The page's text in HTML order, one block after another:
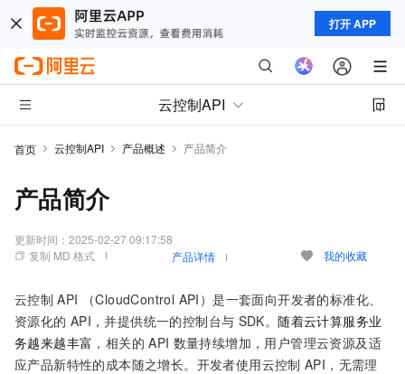
打开 APP
云控制API
首页 云控制API 产品概述 产品简介
产品简介
更新时间： 2025-02-27 09:17:58
复制 MD 格式
产品详情 我的收藏
云控制 API （CloudControl API）是一套面向开发者的标准化、
资源化的 API，并提供统一的控制台与 SDK。随着云计算服务业
务越来越丰富 ，相关的 API 数量持续增加，用户管理云资源及适
应产品新特性的成本随之增长。开发者使用云控制 API，无需理